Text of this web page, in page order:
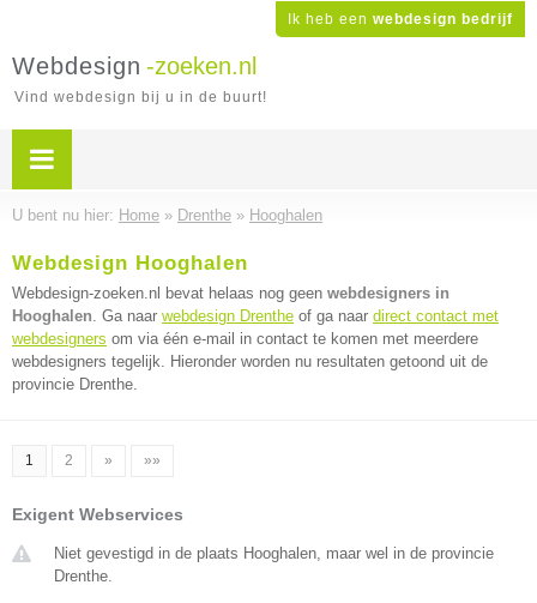
Ik heb een webdesign bedrijf
Webdesign -zoeken.nl
Vind webdesign bij u in de buurt!
U bent nu hier: Home » Drenthe » Hooghalen
Webdesign Hooghalen
Webdesign-zoeken.nl bevat helaas nog geen webdesigners in
Hooghalen. Ga naar webdesign Drenthe of ga naar direct contact met
webdesigners om via één e-mail in contact te komen met meerdere
webdesigners tegelijk. Hieronder worden nu resultaten getoond uit de
provincie Drenthe.
1 2 » »»
Exigent Webservices
Niet gevestigd in de plaats Hooghalen, maar wel in de provincie
Drenthe.